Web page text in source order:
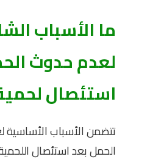
ما الأسباب
لعدم حدوث
استئصال
تتضمن الأسباب
الحمل بعد استئصال